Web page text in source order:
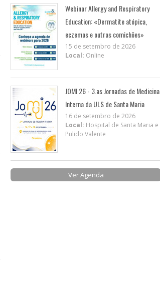
Webinar Allergy and Respiratory
Education: «Dermatite atópica,
eczemas e outras comichões»
15 de setembro de 2026
Local: Online
JOMI 26 - 3.as Jornadas de Medicina
Interna da ULS de Santa Maria
16 de setembro de 2026
Local: Hospital de Santa Maria e
Pulido Valente
Ver Agenda